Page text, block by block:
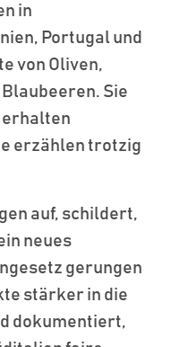
in
Portugal und
von Oliven,
Sie
erhalten
erzählen trotzig
auf, schildert,
neues
gerungen
stärker in die
dokumentiert,